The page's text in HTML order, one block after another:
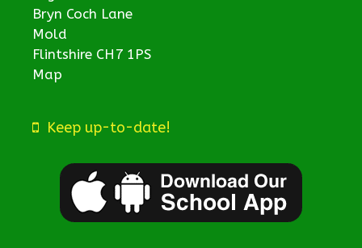
Bryn Coch Lane
Mold
Flintshire CH7 1PS
Map
Keep up-to-date!